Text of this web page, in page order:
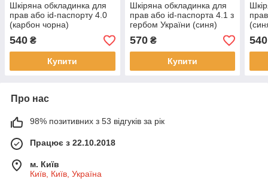
Шкіряна обкладинка для
прав або id-паспорту 4.0
(карбон чорна)
540 ₴
Купити
Шкіряна обкладинка для
прав або id-паспорта 4.1 з
гербом України (синя)
шкіра Crazy Horse
570₴
Купити
540
Про нас
98% позитивних з 53 відгуків за рік
Працює з 22.10.2018
м. Київ
Київ, Київ, Україна